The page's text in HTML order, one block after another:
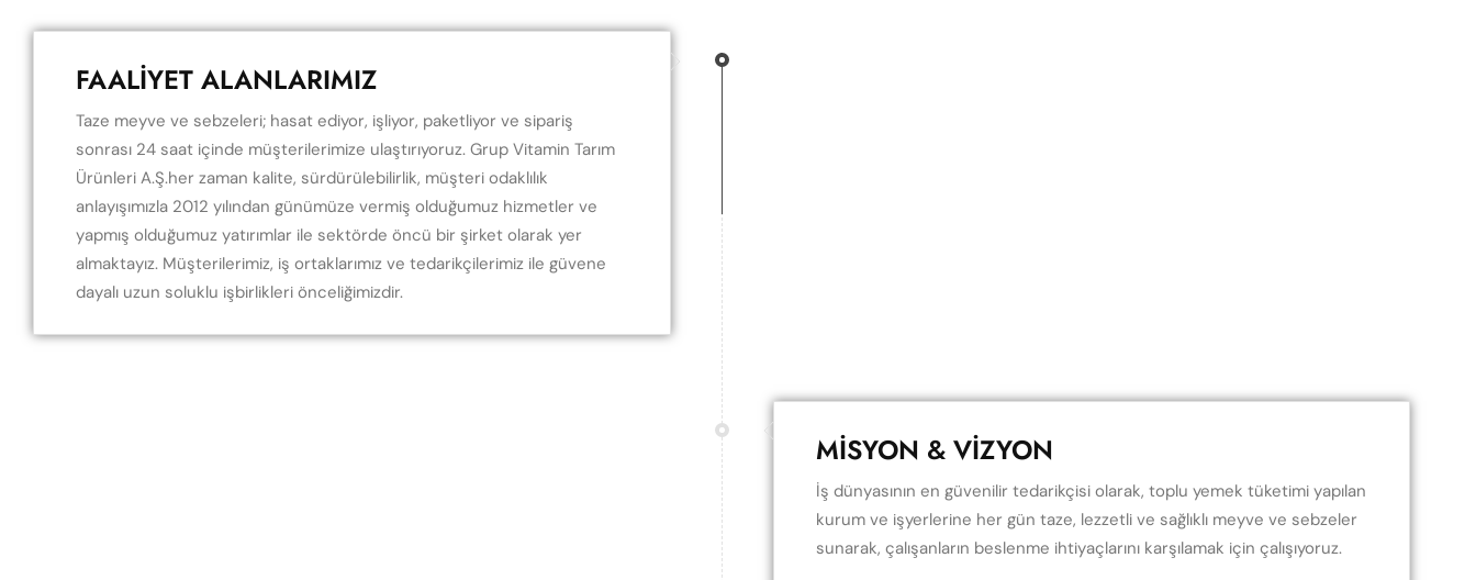
FAALİYET ALANLARIMIZ
Taze meyve ve sebzeleri; hasat ediyor, işliyor, paketliyor ve sipariş
sonrası 24 saat içinde müşterilerimize ulaştırıyoruz. Grup Vitamin Tarım
Ürünleri A.Ş.her zaman kalite, sürdürülebilirlik, müşteri odaklılık
anlayışımızla 2012 yılından günümüze vermiş olduğumuz hizmetler ve
yapmış olduğumuz yatırımlar ile sektörde öncü bir şirket olarak yer
almaktayız. Müşterilerimiz, iş ortaklarımız ve tedarikçilerimiz ile güvene
dayalı uzun soluklu işbirlikleri önceliğimizdir.
MİSYON & VİZYON
İş dünyasının en güvenilir tedarikçisi olarak, toplu yemek tüketimi yapılan
kurum ve işyerlerine her gün taze, lezzetli ve sağlıklı meyve ve sebzeler
sunarak, çalışanların beslenme ihtiyaçlarını karşılamak için çalışıyoruz.